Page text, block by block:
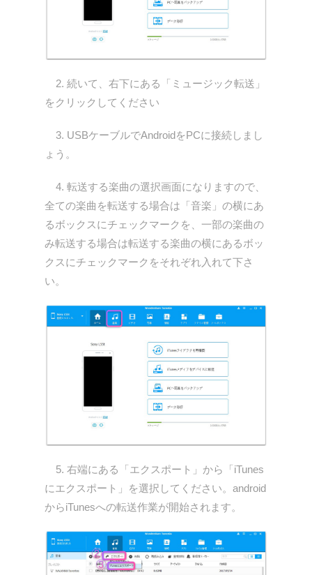
2. 続いて、右下にある「ミュージック転送」
をクリックしてください
3. USBケーブルでAndroidをPCに接続しまし
ょう。
4. 転送する楽曲の選択画面になりますので、
全ての楽曲を転送する場合は「音楽」の横にあ
るボックスにチェックマークを、一部の楽曲の
み転送する場合は転送する楽曲の横にあるボッ
クスにチェックマークをそれぞれ入れて下さ
い。
5. 右端にある「エクスポート」から「iTunes
にエクスポート」を選択してください。android
からiTunesへの転送作業が開始されます。